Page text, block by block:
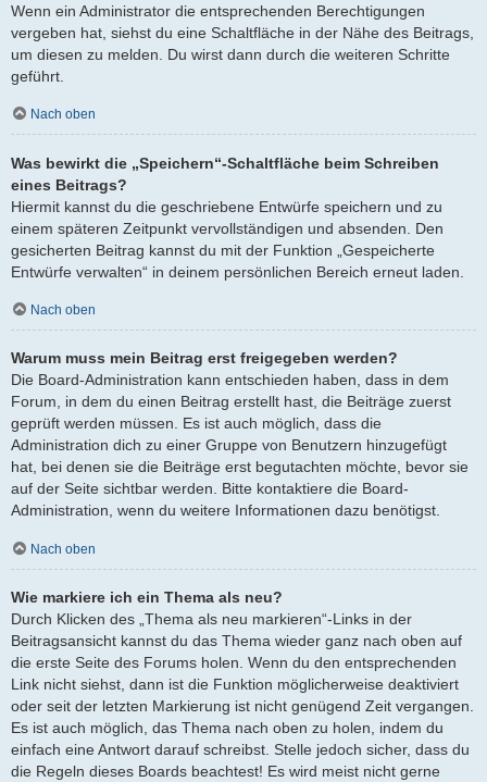
Wenn ein Administrator die entsprechenden Berechtigungen
vergeben hat, siehst du eine Schaltfläche in der Nähe des Beitrags,
um diesen zu melden. Du wirst dann durch die weiteren Schritte
geführt.
Nach oben
Was bewirkt die „Speichern“-Schaltfläche beim Schreiben
eines Beitrags?
Hiermit kannst du die geschriebene Entwürfe speichern und zu
einem späteren Zeitpunkt vervollständigen und absenden. Den
gesicherten Beitrag kannst du mit der Funktion „Gespeicherte
Entwürfe verwalten“ in deinem persönlichen Bereich erneut laden.
Nach oben
Warum muss mein Beitrag erst freigegeben werden?
Die Board-Administration kann entschieden haben, dass in dem
Forum, in dem du einen Beitrag erstellt hast, die Beiträge zuerst
geprüft werden müssen. Es ist auch möglich, dass die
Administration dich zu einer Gruppe von Benutzern hinzugefügt
hat, bei denen sie die Beiträge erst begutachten möchte, bevor sie
auf der Seite sichtbar werden. Bitte kontaktiere die Board-
Administration, wenn du weitere Informationen dazu benötigst.
Nach oben
Wie markiere ich ein Thema als neu?
Durch Klicken des „Thema als neu markieren“-Links in der
Beitragsansicht kannst du das Thema wieder ganz nach oben auf
die erste Seite des Forums holen. Wenn du den entsprechenden
Link nicht siehst, dann ist die Funktion möglicherweise deaktiviert
oder seit der letzten Markierung ist nicht genügend Zeit vergangen.
Es ist auch möglich, das Thema nach oben zu holen, indem du
einfach eine Antwort darauf schreibst. Stelle jedoch sicher, dass du
die Regeln dieses Boards beachtest! Es wird meist nicht gerne